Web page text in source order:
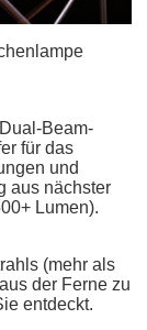
Beam-
für das
und
aus nächster
Lumen).
(mehr als
der Ferne zu
entdeckt.